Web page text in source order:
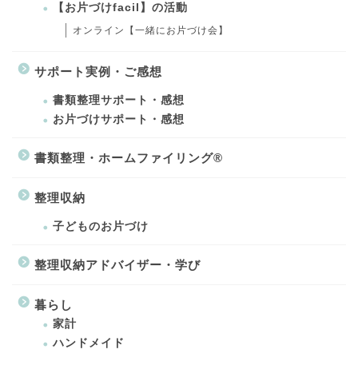
【お片づけfacil】の活動
オンライン【一緒にお片づけ会】
サポート実例・ご感想
書類整理サポート・感想
お片づけサポート・感想
書類整理・ホームファイリング®
整理収納
子どものお片づけ
整理収納アドバイザー・学び
暮らし
家計
ハンドメイド